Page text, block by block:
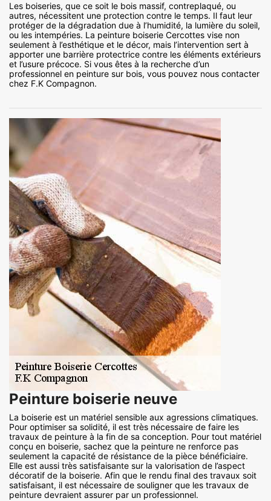
Les boiseries, que ce soit le bois massif, contreplaqué, ou
autres, nécessitent une protection contre le temps. Il faut leur
protéger de la dégradation due à l’humidité, la lumière du soleil,
ou les intempéries. La peinture boiserie Cercottes vise non
seulement à l’esthétique et le décor, mais l’intervention sert à
apporter une barrière protectrice contre les éléments extérieurs
et l’usure précoce. Si vous êtes à la recherche d’un
professionnel en peinture sur bois, vous pouvez nous contacter
chez F.K Compagnon.
Peinture boiserie neuve
La boiserie est un matériel sensible aux agressions climatiques.
Pour optimiser sa solidité, il est très nécessaire de faire les
travaux de peinture à la fin de sa conception. Pour tout matériel
conçu en boiserie, sachez que la peinture ne renforce pas
seulement la capacité de résistance de la pièce bénéficiaire.
Elle est aussi très satisfaisante sur la valorisation de l’aspect
décoratif de la boiserie. Afin que le rendu final des travaux soit
satisfaisant, il est nécessaire de souligner que les travaux de
peinture devraient assurer par un professionnel.